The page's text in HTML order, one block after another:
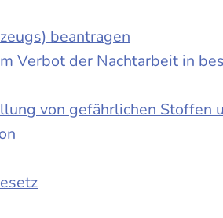
beantragen
Verbot der Nachtarbeit in
von gefährlichen Stoffen